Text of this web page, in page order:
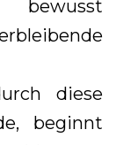
diese
beginnt